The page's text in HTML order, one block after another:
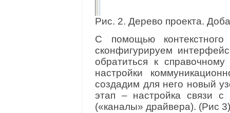
Рис. 2. Дерево проекта.
С помощью
сконфигурируем
обратиться к
настройки
создадим для него новый
этап – настройка связи с
(«каналы» драйвера). (Рис 3)